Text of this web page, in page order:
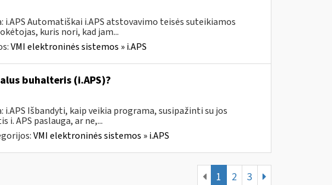
Automatiškai i.APS atstovavimo teisės suteikiamos
kuris nori, kad jam...
VMI elektroninės sistemos » i.APS
buhalteris (i.APS)?
Išbandyti, kaip veikia programa, susipažinti su jos
APS paslauga, ar ne,...
VMI elektroninės sistemos » i.APS
1 2 3